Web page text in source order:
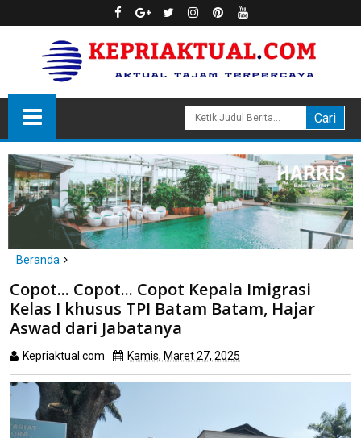
Beranda
Copot... Copot... Copot Kepala Imigrasi Kelas I khusus TPI Batam
Batam, Hajar Aswad dari Jabatanya
Copot... Copot... Copot Kepala Imigrasi
Kelas I khusus TPI Batam Batam, Hajar
Aswad dari Jabatanya
Kepriaktual.com Kamis, Maret 27, 2025